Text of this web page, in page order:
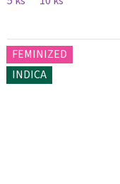
FEMINIZED
INDICA